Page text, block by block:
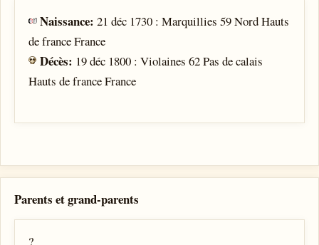
Naissance:21 déc 1730 : Marquillies 59 Nord Hauts
de france France
Décès: 19 déc 1800 : Violaines 62 Pas de calais
Hauts de france France
Parents et grand-parents
?